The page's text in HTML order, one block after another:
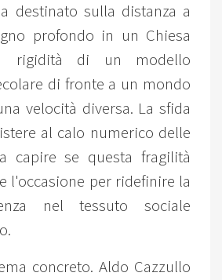
destinato sulla distanza a
profondo in un Chiesa
rigidità di un modello
di fronte a un mondo
velocità diversa. La sfida
al calo numerico delle
capire se questa fragilità
l'occasione per ridefinire la
nel tessuto sociale
concreto. Aldo Cazzullo